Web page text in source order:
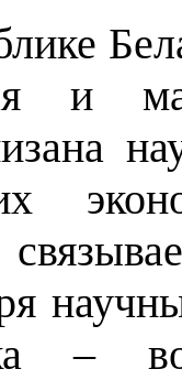
и
–